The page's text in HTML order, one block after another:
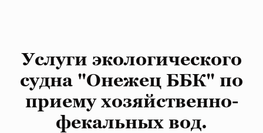
Услуги экологического
судна "Онежец ББК" по
приему хозяйственно-
фекальных вод.